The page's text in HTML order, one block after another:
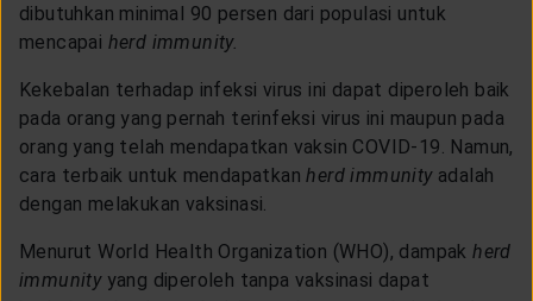
dibutuhkan minimal 90 persen dari populasi untuk
mencapai herd immunity.
Kekebalan terhadap infeksi virus ini dapat diperoleh baik
pada orang yang pernah terinfeksi virus ini maupun pada
orang yang telah mendapatkan vaksin COVID-19. Namun,
cara terbaik untuk mendapatkanherd immunityadalah
dengan melakukan vaksinasi.
Menurut World Health Organization (WHO), dampak herd
immunityyang diperoleh tanpa vaksinasi dapat